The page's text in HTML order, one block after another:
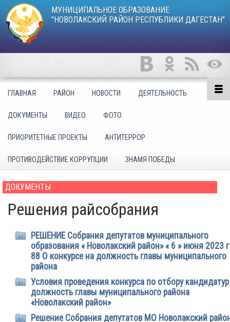
МУНИЦИПАЛЬНОЕ ОБРАЗОВАНИЕ
"НОВОЛАКСКИЙ РАЙОН РЕСПУБЛИКИ ДАГЕСТАН"
ГЛАВНАЯ РАЙОН НОВОСТИ ДЕЯТЕЛЬНОСТЬ
ДОКУМЕНТЫ ВИДЕО ФОТО
ПРИОРИТЕТНЫЕ ПРОЕКТЫ АНТИТЕРРОР
ПРОТИВОДЕЙСТВИЕ КОРРУПЦИИ ЗНАМЯ ПОБЕДЫ
ДОКУМЕНТЫ
Решения райсобрания
РЕШЕНИЕ Собрания депутатов муниципального
образования « Новолакский район» « 6 » июня 2023
88 О конкурсе на должность главы муниципального
района
Условия проведения конкурса по отбору
должность главы муниципального района
«Новолакский район»
Решение Собрания депутатов МО Новолакский